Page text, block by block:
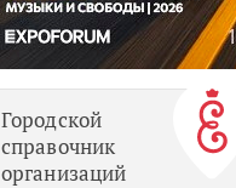
Городской
справочник
организаций